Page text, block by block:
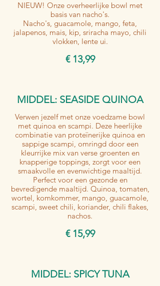
NIEUW! Onze overheerlijke bowl met
basis van nacho's.
Nacho's, guacamole, mango, feta,
jalapenos, mais, kip, sriracha mayo, chili
vlokken, lente ui.
€ 13,99
MIDDEL: SEASIDE QUINOA
Verwen jezelf met onze voedzame bowl
met quinoa en scampi. Deze heerlijke
combinatie van proteïnerijke quinoa en
sappige scampi, omringd door een
kleurrijke mix van verse groenten en
knapperige toppings, zorgt voor een
smaakvolle en evenwichtige maaltijd.
Perfect voor een gezonde en
bevredigende maaltijd. Quinoa, tomaten,
wortel, komkommer, mango, guacamole,
scampi, sweet chili, koriander, chili flakes,
nachos.
€ 15,99
MIDDEL: SPICY TUNA